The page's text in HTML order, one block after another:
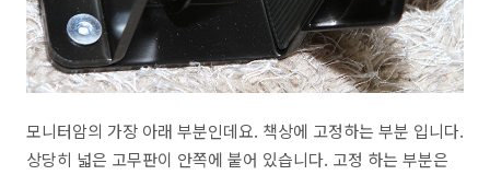
모니터암의 가장 아래 부분인데요. 책상에 고정하는 부분 입니다.
상당히 넓은 고무판이 안쪽에 붙어 있습니다. 고정 하는 부분은